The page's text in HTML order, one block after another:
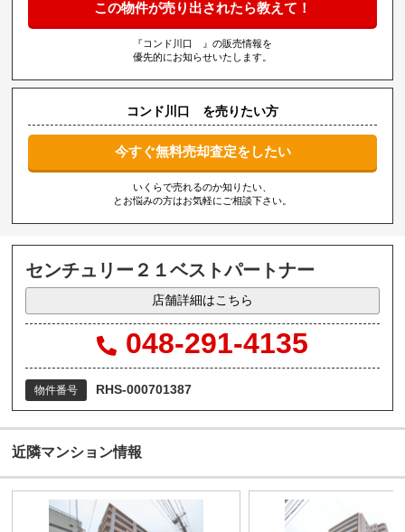
この物件が売り出されたら教えて！
『コンド川口 』の販売情報を
優先的にお知らせいたします。
コンド川口 を売りたい方
今すぐ無料売却査定をしたい
いくらで売れるのか知りたい、
とお悩みの方はお気軽にご相談下さい。
センチュリー２１ベストパートナー
店舗詳細はこちら
048-291-4135
物件番号 RHS-000701387
近隣マンション情報